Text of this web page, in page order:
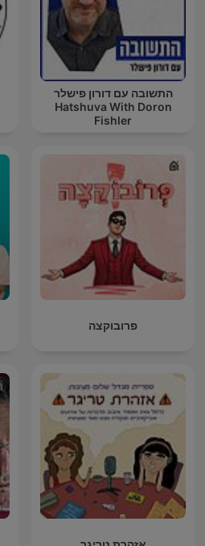
התשובה עם דורון פישלר
Hatshuva With Doron
Fishler
פרובוקצה